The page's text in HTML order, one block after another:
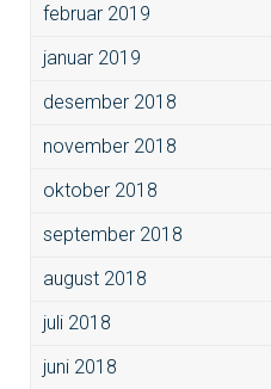
februar 2019
januar 2019
desember 2018
november 2018
oktober 2018
september 2018
august 2018
juli 2018
juni 2018